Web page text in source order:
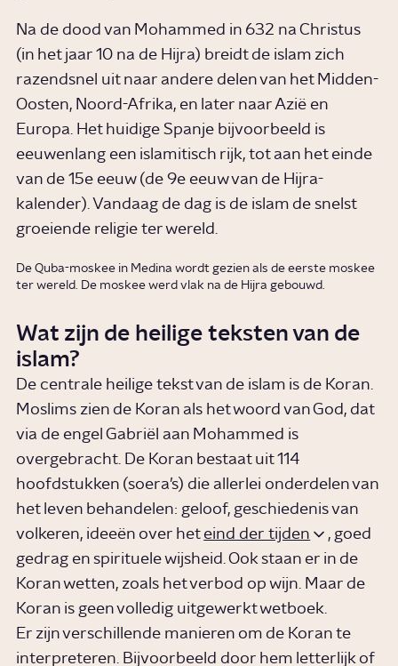
Na de dood van Mohammed in 632 na Christus
(in het jaar 10 na de Hijra) breidt de islam zich
razendsnel uit naar andere delen van het Midden-
Oosten, Noord-Afrika, en later naar Azië en
Europa. Het huidige Spanje bijvoorbeeld is
eeuwenlang een islamitisch rijk, tot aan het einde
van de 15e eeuw (de 9e eeuw van de Hijra-
kalender). Vandaag de dag is de islam de snelst
groeiende religie ter wereld.
De Quba-moskee in Medina wordt gezien als de eerste moskee
ter wereld. De moskee werd vlak na de Hijra gebouwd.
Wat zijn de heilige teksten van de
islam?
De centrale heilige tekst van de islam is de Koran.
Moslims zien de Koran als het woord van God, dat
via de engel Gabriël aan Mohammed is
overgebracht. De Koran bestaat uit 114
hoofdstukken (soera’s) die allerlei onderdelen van
het leven behandelen: geloof, geschiedenis van
volkeren, ideeën over het eind der tijden
, goed
gedrag en spirituele wijsheid. Ook staan er in de
Koran wetten, zoals het verbod op wijn. Maar de
Koran is geen volledig uitgewerkt wetboek.
Er zijn verschillende manieren om de Koran te
interpreteren. Bijvoorbeeld door hem letterlijk of